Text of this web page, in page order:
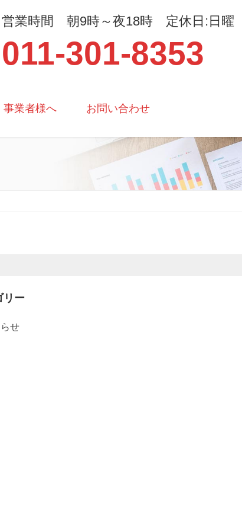
営業時間 朝9時～夜18時 定休日:日曜
011-301-8353
事業者様へ お問い合わせ
リー
せ